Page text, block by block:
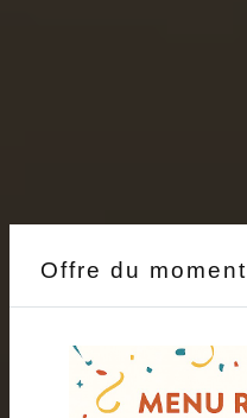
Offre du moment